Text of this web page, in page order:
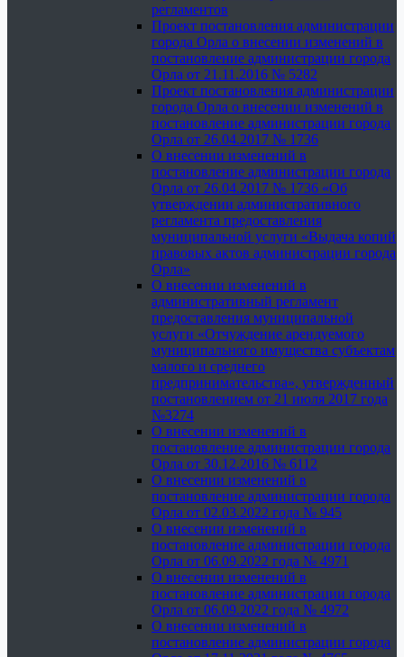
регламентов
Проект постановления администрации
города Орла о внесении изменений в
постановление администрации города
Орла от 21.11.2016 № 5282
Проект постановления администрации
города Орла о внесении изменений в
постановление администрации города
Орла от 26.04.2017 № 1736
О внесении изменений в
постановление администрации города
Орла от 26.04.2017 № 1736 «Об
утверждении административного
регламента предоставления
муниципальной услуги «Выдача копий
правовых актов администрации города
Орла»
О внесении изменений в
административный регламент
предоставления муниципальной
услуги «Отчуждение арендуемого
муниципального имущества субъектам
малого и среднего
предпринимательства», утвержденный
постановлением от 21 июля 2017 года
№3274
О внесении изменений в
постановление администрации города
Орла от 30.12.2016 № 6112
О внесении изменений в
постановление администрации города
Орла от 02.03.2022 года № 945
О внесении изменений в
постановление администрации города
Орла от 06.09.2022 года № 4971
О внесении изменений в
постановление администрации города
Орла от 06.09.2022 года № 4972
О внесении изменений в
постановление администрации города